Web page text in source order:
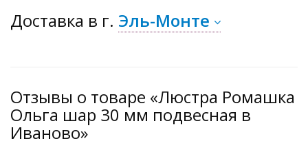
Доставка в г. Эль-Монте
Отзывы о товаре «Люстра Ромашка
Ольга шар 30 мм подвесная в
Иваново»